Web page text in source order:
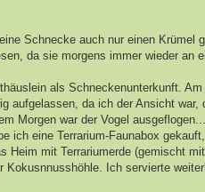
Schnecke auch nur einen Krümel
da sie morgens immer wieder an
als Schneckenunterkunft.
aufgelassen, da ich der Ansicht
Morgen war der Vogel
ich eine Terrarium-Faunabox
Heim mit Terrariumerde (gemischt
Kokusnnusshöhle. Ich servierte